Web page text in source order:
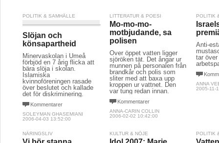
Vi bör stanna
utanför eurozonen
tills den blir stabil
"Ett problem med
eurozonen är att den inte
är ett optimalt
valutaområde. Det bör råda
likartade förhållanden när
det gäller
produktionsstruktur,
konjunkturmönster och
finanspolitik och dessa bör
konvergera över tid för att
undvika asymmetriska
chocker."
YNGVE KARLSSON
Idol 2007: Marie
Picasso strålande
vacker i semin
"Amanda är det där
"Marilyn Manson-lika"
farliga, mystiska väsen,
nästan överjordisk i sin
framtoning, när hon glider
fram över scenen, men -
hon är inte folklig!"
2007-12-01 17:43:00
vilket
flaska
veckor
vara